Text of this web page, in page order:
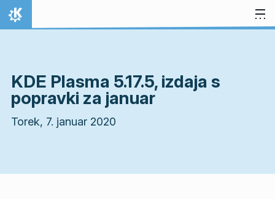
Preskoči na vsebino
Domov
KDE Plasma 5.17.5, izdaja s
popravki za januar
Torek, 7. januar 2020